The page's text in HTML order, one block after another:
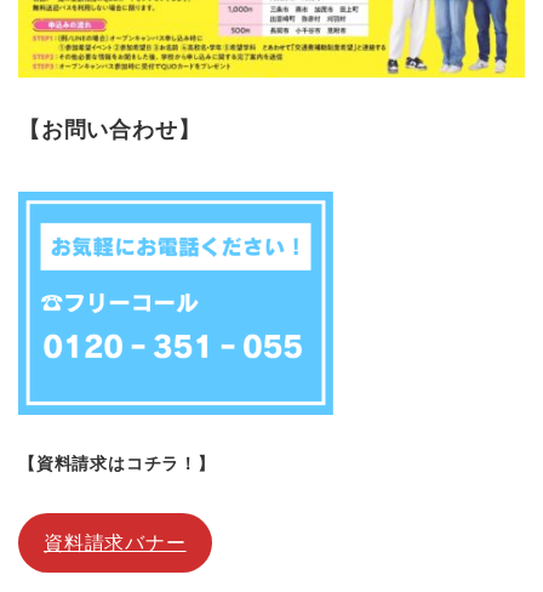
【お問い合わせ】
【資料請求はコチラ！】
資料請求バナー